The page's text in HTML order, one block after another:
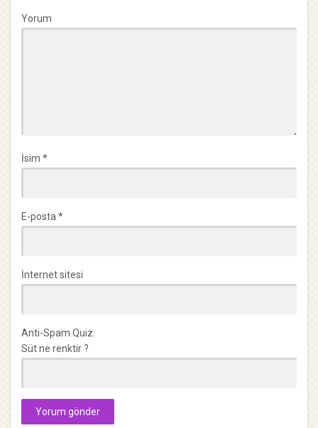
Yorum
İsim *
E-posta *
İnternet sitesi
Anti-Spam Quiz:
Süt ne renktir ?